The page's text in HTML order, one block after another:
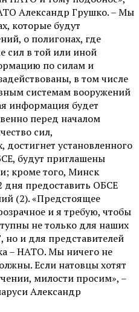
Александр Грушко. – Мы
которые будут
о полигонах, где
сил в той или иной
по силам и
в том числе
системам вооружений
информация будет
перед началом
сил,
достигнет установленного
будут приглашены
кроме того, Минск
дня предоставить ОБСЕ
(2). «Предстоящее
и я требую, чтобы
не только для наших
и для представителей
– НАТО. Мы ничего не
Если натовцы хотят
милости просим», –
Александр